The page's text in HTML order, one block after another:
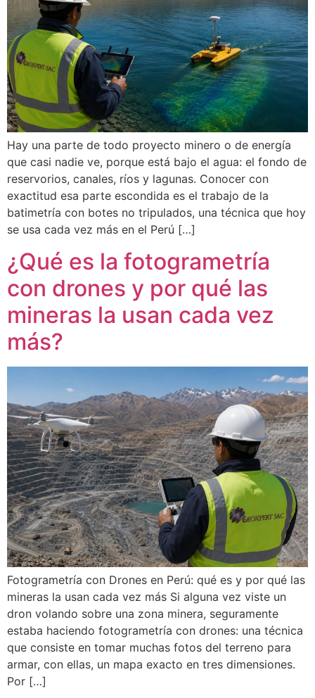
Hay una parte de todo proyecto minero o de energía
que casi nadie ve, porque está bajo el agua: el fondo de
reservorios, canales, ríos y lagunas. Conocer con
exactitud esa parte escondida es el trabajo de la
batimetría con botes no tripulados, una técnica que hoy
se usa cada vez más en el Perú […]
¿Qué es la fotogrametría
con drones y por qué las
mineras la usan cada vez
más?
Fotogrametría con Drones en Perú: qué es y por qué las
mineras la usan cada vez más Si alguna vez viste un
dron volando sobre una zona minera, seguramente
estaba haciendo fotogrametría con drones: una técnica
que consiste en tomar muchas fotos del terreno para
armar, con ellas, un mapa exacto en tres dimensiones.
Por […]